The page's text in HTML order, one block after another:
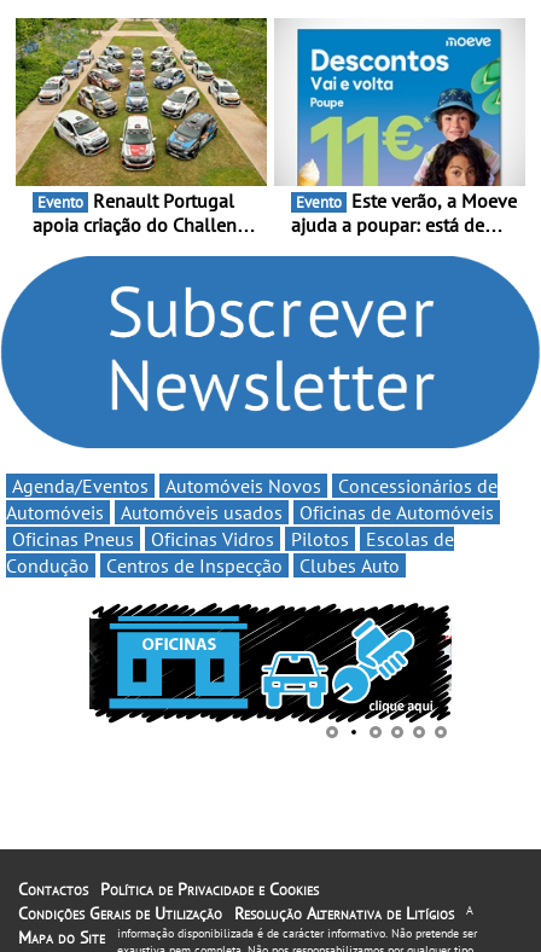
presença nacional ao lado
da mítica prova de ciclismo
e leva a sua gama SUV
multi-energia às estradas
de Portugal
Portugal Karting e mira boa
estreia - O Campeonato
Portugal Karting 2026
decorre entre 1 de Março e
6 de Setembro
Evento
apoia criação do Challenge
compromisso com o
automobilismo nacional
continua em 2026
Evento
ajuda a poupar: está de
Volta” com descontos de
Agenda/Eventos Automóveis Novos
Concessionários de
Automóveis
Automóveis usados
Oficinas de Automóveis
Oficinas Pneus
Oficinas Vidros Pilotos
Escolas de
Condução
Centros de Inspecção Clubes Auto
Contactos
Política de Privacidade e Cookies
Condições Gerais de Utilização
Resolução Alternativa de Litígios
Mapa do Site
A
informação disponibilizada é de carácter informativo. Não pretende ser